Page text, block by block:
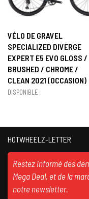
VÉLO DE GRAVEL
SPECIALIZED DIVERGE
EXPERT E5 EVO GLOSS /
BRUSHED / CHROME /
CLEAN 2021 (OCCASION)
DISPONIBLE :
HOTWHEELZ-LETTER
Restez informé des
Mega Deal, et de la
notre newsletter.